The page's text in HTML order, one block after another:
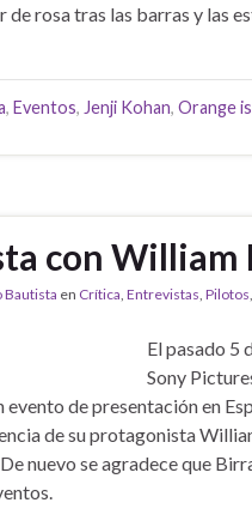
rosa tras las barras y las
, Eventos, Jenji Kohan, Orange
con William
Bautista en Crítica, Entrevistas, Pilotos,
El pasado 5
Sony
de presentación en
de su protagonista
nuevo se agradece que